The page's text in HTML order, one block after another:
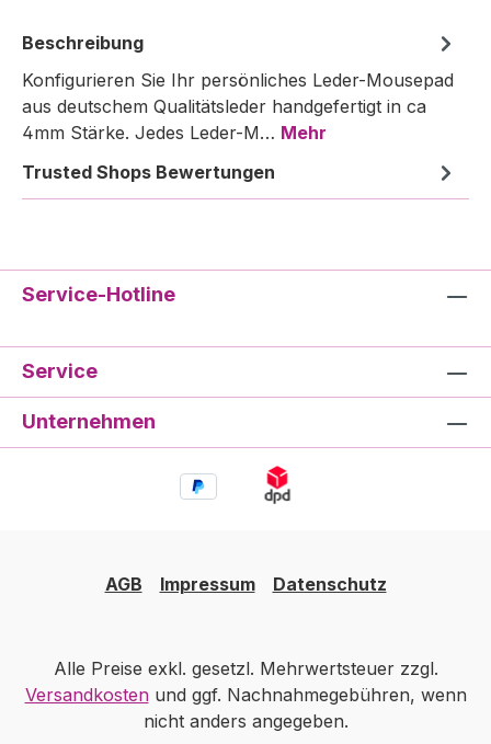
Beschreibung
Konfigurieren Sie Ihr persönliches Leder-Mousepad
aus deutschem Qualitätsleder handgefertigt in ca
4mm Stärke. Jedes Leder-M… Mehr
Trusted Shops Bewertungen
Service-Hotline
Service
Unternehmen
AGB Impressum Datenschutz
Alle Preise exkl. gesetzl. Mehrwertsteuer zzgl.
Versandkostenund ggf. Nachnahmegebühren, wenn
nicht anders angegeben.